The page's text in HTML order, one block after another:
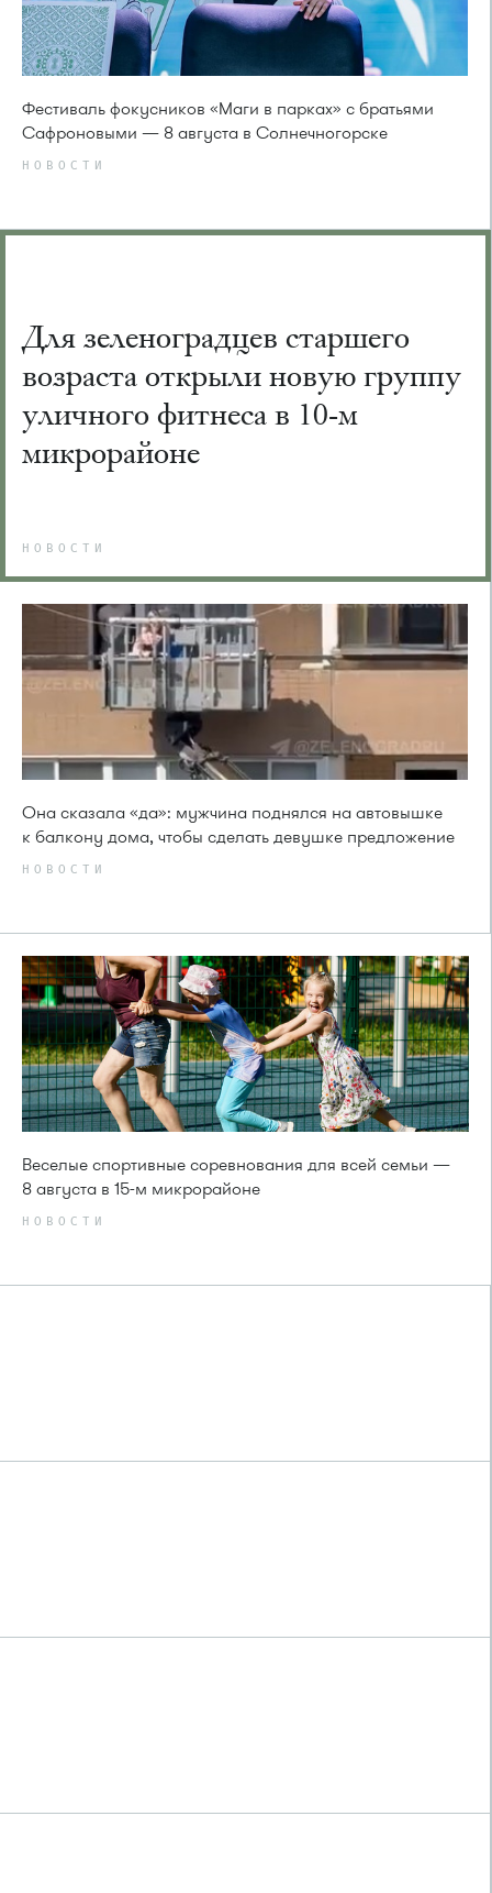
Фестиваль фокусников «Маги в парках» с братьями
Сафроновыми — 8 августа в Солнечногорске
НОВОСТИ
Для зеленоградцев старшего
возраста открыли новую группу
уличного фитнеса в 10-м
микрорайоне
НОВОСТИ
Она сказала «да»: мужчина поднялся на автовышке
к балкону дома, чтобы сделать девушке предложение
НОВОСТИ
Веселые спортивные соревнования для всей семьи —
8 августа в 15-м микрорайоне
НОВОСТИ